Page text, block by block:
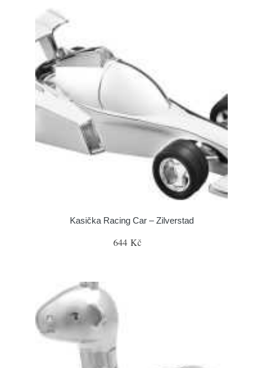
Kasička Racing Car – Zilverstad
644 Kč